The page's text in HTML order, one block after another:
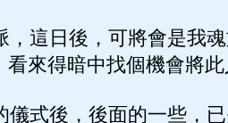
這日後，可將會是我
看來得暗中找個機會將
式後，後面的一些，